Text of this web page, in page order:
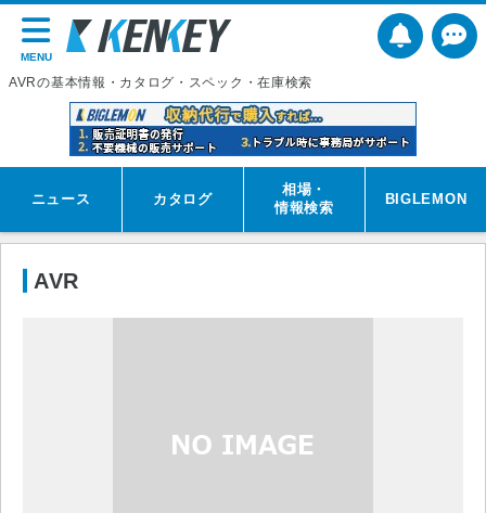
MENU
AVRの基本情報・カタログ・スペック・在庫検索
ニュース カタログ
相場・
情報検索
BIGLEMON
AVR